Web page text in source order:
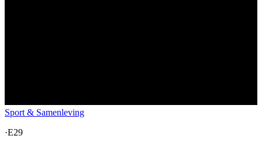
Sport & Samenleving
·E29